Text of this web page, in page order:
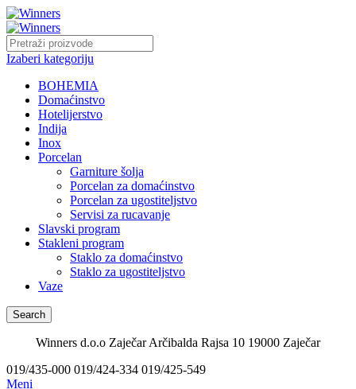
Izaberi kategoriju
BOHEMIA
Domaćinstvo
Hotelijerstvo
Indija
Inox
Porcelan
Garniture šolja
Porcelan za domaćinstvo
Porcelan za ugostiteljstvo
Servisi za rucavanje
Slavski program
Stakleni program
Staklo za domaćinstvo
Staklo za ugostiteljstvo
Vaze
Search
Winners d.o.o Zaječar Arčibalda Rajsa 10 19000 Zaječar
019/435-000 019/424-334 019/425-549
Meni